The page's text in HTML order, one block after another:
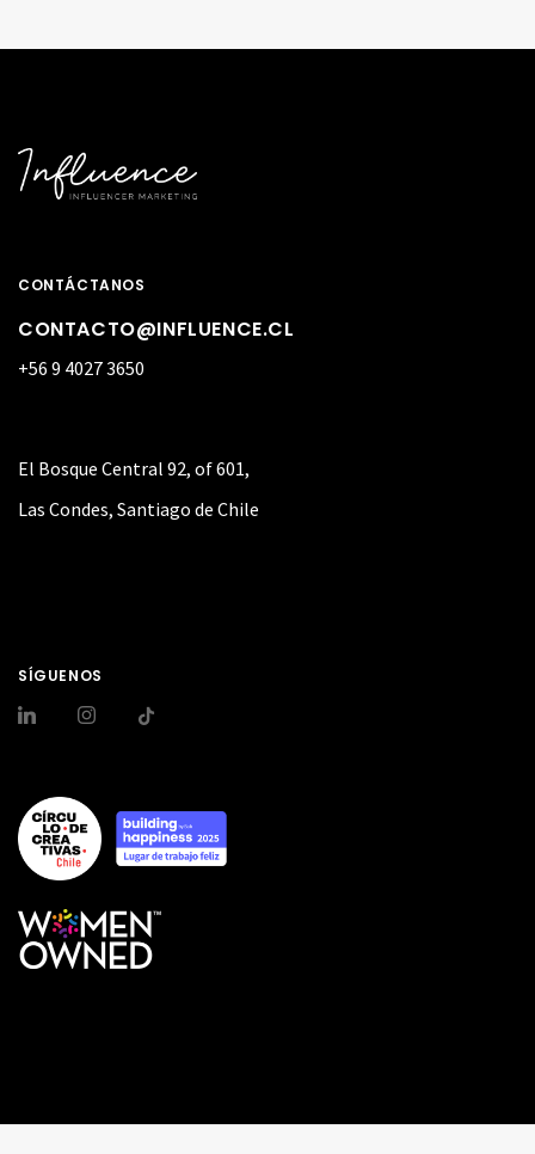
CONTÁCTANOS
CONTACTO@INFLUENCE.CL
+56 9 4027 3650
El Bosque Central 92, of 601,
Las Condes, Santiago de Chile
SÍGUENOS